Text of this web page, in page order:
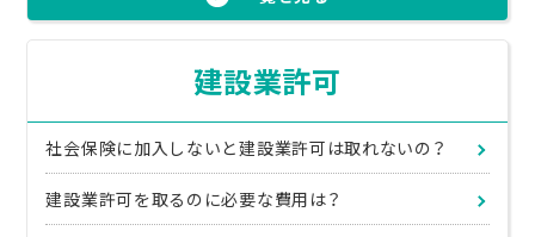
建設業許可
社会保険に加入しないと建設業許可は取れないの？
建設業許可を取るのに必要な費用は？